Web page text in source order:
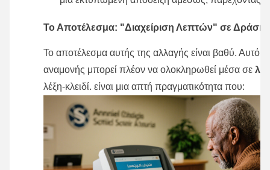
Το Αποτέλεσμα: "Διαχείριση Λεπτών" σε Δράση
Το αποτέλεσμα αυτής της αλλαγής είναι βαθύ. Αυτό
αναμονής μπορεί πλέον να ολοκληρωθεί μέσα σε
λέξη-κλειδί. είναι μια απτή πραγματικότητα που: